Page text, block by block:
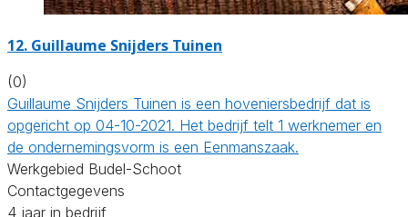
12. Guillaume Snijders Tuinen
(0)
Guillaume Snijders Tuinen is een hoveniersbedrijf dat is
opgericht op 04-10-2021. Het bedrijf telt 1 werknemer en
de ondernemingsvorm is een Eenmanszaak.
Werkgebied Budel-Schoot
Contactgegevens
4 jaar in bedrijf